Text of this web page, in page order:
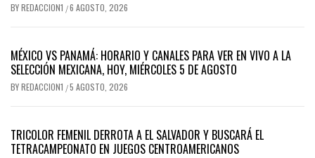
BYREDACCION1 /6 AGOSTO, 2026
MÉXICO VS PANAMÁ: HORARIO Y CANALES PARA VER EN VIVO A LA
SELECCIÓN MEXICANA, HOY, MIÉRCOLES 5 DE AGOSTO
BYREDACCION1 /5 AGOSTO, 2026
TRICOLOR FEMENIL DERROTA A EL SALVADOR Y BUSCARÁ EL
TETRACAMPEONATO EN JUEGOS CENTROAMERICANOS